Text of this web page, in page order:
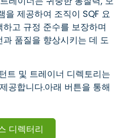
을 제공하여 조직이 SQF 요
고 규정 준수를 보장하며
품질을 향상시키는 데 도
트 및 트레이너 디렉토리는
합니다.아래 버튼을 통해
디렉터리